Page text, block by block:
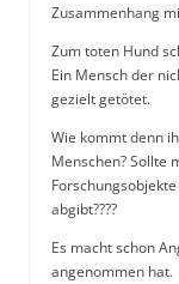
Zusammenhang
Zum toten Hund
Ein Mensch der
gezielt getötet.
Wie kommt denn
Menschen? Sollte
abgibt????
Es macht schon
angenommen hat.